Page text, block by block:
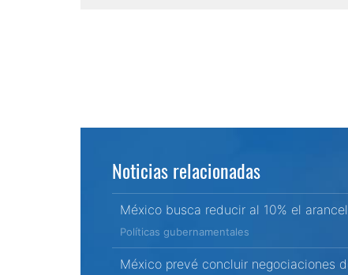
Noticias relacionadas
México busca reducir al 10% el
Políticas gubernamentales
México prevé concluir negociaciones